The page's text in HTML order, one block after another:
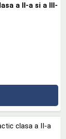
a II-a si a III-